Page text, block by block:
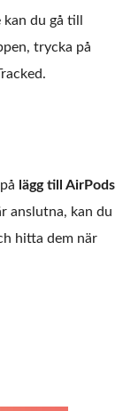
du gå till
trycka på
lägg till AirPods
anslutna, kan du
hitta dem när